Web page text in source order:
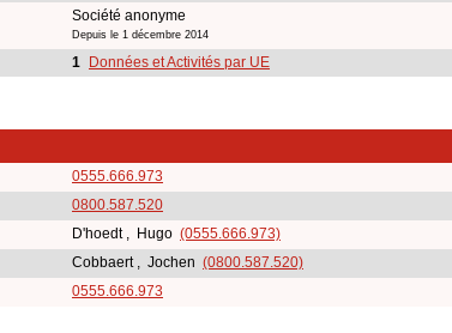
Société anonyme
Depuis le 1 décembre 2014
1 Données et Activités par UE
0555.666.973
0800.587.520
D'hoedt , Hugo (0555.666.973)
Cobbaert , Jochen (0800.587.520)
0555.666.973